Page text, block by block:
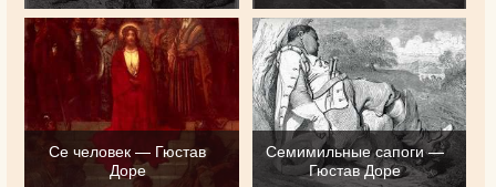
Се человек — Гюстав
Доре
Семимильные сапоги —
Гюстав Доре